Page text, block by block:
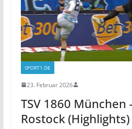
SPORT1.DE
23. Februar 2026
TSV 1860 München
Rostock (Highlights)